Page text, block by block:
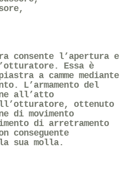
consente l’apertura e
Essa è
a camme mediante
L’armamento del
all’atto
ottenuto
di movimento
di arretramento
conseguente
sua molla.